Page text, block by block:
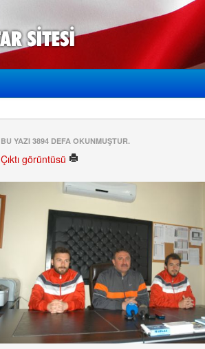
BU YAZI 3894 DEFA OKUNMUŞTUR.
Çıktı görüntüsü